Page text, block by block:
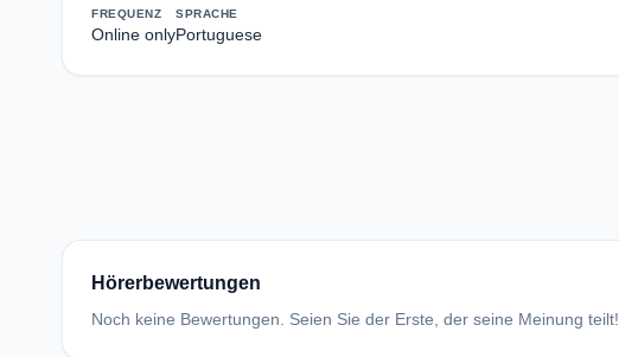
FREQUENZ
Online only
SPRACHE
Portuguese
Hörerbewertungen
Noch keine Bewertungen. Seien Sie der Erste, der seine Meinung teilt!